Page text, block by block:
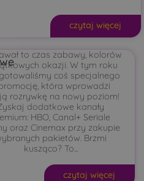
czytaj więcej
to czas zabawy, kolorów
okazji. W tym roku
coś specjalnego
która wprowadzi
rozrywkę na nowy poziom!
dodatkowe kanały
HBO, Canal+ Seriale
oraz Cinemax przy zakupie
pakietów. Brzmi
kusząco? To...
czytaj więcej